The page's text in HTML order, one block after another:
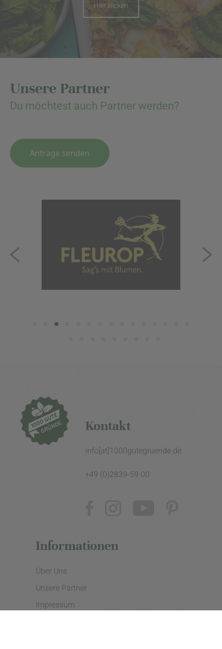
Hier klicken
Unsere Partner
Du möchtest auch Partner werden?
Anfrage senden
Kontakt
info[at]1000gutegruende.de
+49 (0)2839-59 00
Informationen
Über Uns
Unsere Partner
Impressum